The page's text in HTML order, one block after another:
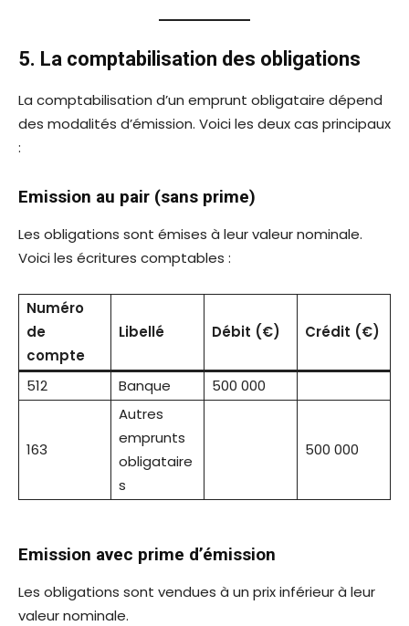
5. La comptabilisation des obligations
La comptabilisation d’un emprunt obligataire dépend
des modalités d’émission. Voici les deux cas principaux
:
Emission au pair (sans prime)
Les obligations sont émises à leur valeur nominale.
Voici les écritures comptables :
Numéro
de
compte
Libellé Débit (€) Crédit (€)
512 Banque 500 000
163
Autres
emprunts
obligataire
s
500 000
Emission avec prime d’émission
Les obligations sont vendues à un prix inférieur à leur
valeur nominale.